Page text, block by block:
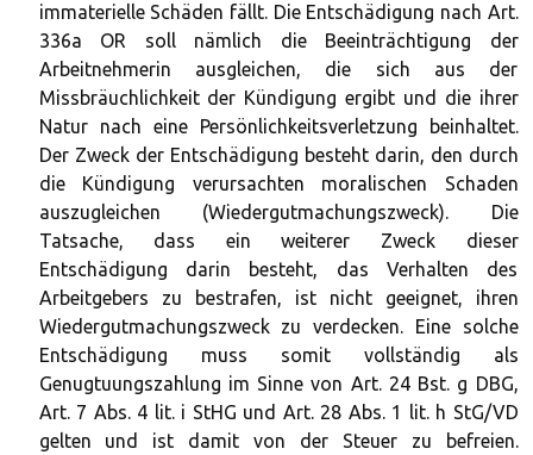
immaterielle Schäden fällt. Die Entschädigung nach Art.
336a OR soll nämlich die Beeinträchtigung der
Arbeitnehmerin ausgleichen, die sich aus der
Missbräuchlichkeit der Kündigung ergibt und die ihrer
Natur nach eine Persönlichkeitsverletzung beinhaltet.
Der Zweck der Entschädigung besteht darin, den durch
die Kündigung verursachten moralischen Schaden
auszugleichen (Wiedergutmachungszweck). Die
Tatsache, dass ein weiterer Zweck dieser
Entschädigung darin besteht, das Verhalten des
Arbeitgebers zu bestrafen, ist nicht geeignet, ihren
Wiedergutmachungszweck zu verdecken. Eine solche
Entschädigung muss somit vollständig als
Genugtuungszahlung im Sinne von Art. 24 Bst. g DBG,
Art. 7 Abs. 4 lit. i StHG und Art. 28 Abs. 1 lit. h StG/VD
gelten und ist damit von der Steuer zu befreien.